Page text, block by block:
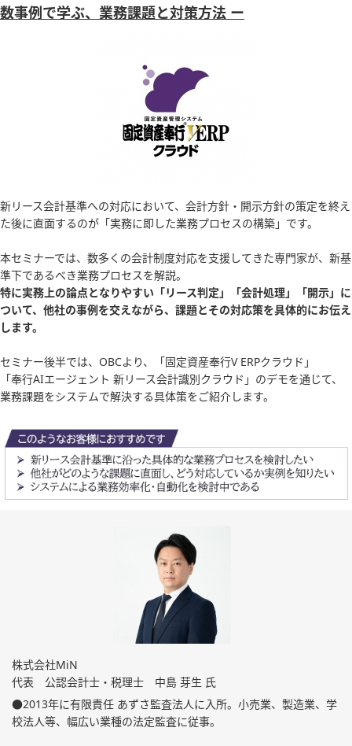
数事例で学ぶ、業務課題と対策方法 ー
新リース会計基準への対応において、会計方針・開示方針の策定を終え
た後に直面するのが「実務に即した業務プロセスの構築」です。
本セミナーでは、数多くの会計制度対応を支援してきた専門家が、新基
準下であるべき業務プロセスを解説。
特に実務上の論点となりやすい「リース判定」「会計処理」「開示」に
ついて、他社の事例を交えながら、課題とその対応策を具体的にお伝え
します。
セミナー後半では、OBCより、「固定資産奉行V ERPクラウド」
「奉行AIエージェント 新リース会計識別クラウド」のデモを通じて、
業務課題をシステムで解決する具体策をご紹介します。
株式会社MiN
代表 公認会計士・税理士 中島 芽生 氏
●2013年に有限責任 あずさ監査法人に入所。小売業、製造業、学
校法人等、幅広い業種の法定監査に従事。